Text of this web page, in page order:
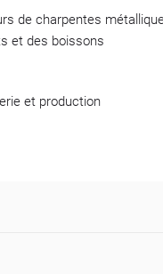
de charpentes
et des boissons
et production